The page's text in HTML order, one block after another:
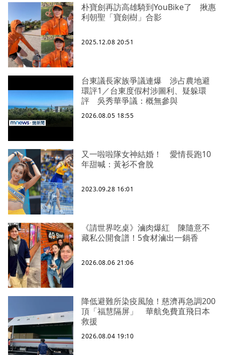
朴寶劍再訪高雄騎到YouBike了 揪惠
利朝聖「寶劍樹」合影
2025.12.08 20:51
台東議長家族爭議連爆 涉占農地避
環評1／台東度假村涉圖利、疑躲環
評 吳秀華爭議：概無參與
2026.08.05 18:55
又一啦啦隊女神結婚！ 愛情長跑10
年甜喊：黃衫不會脫
2023.09.28 16:01
《請世界吃桌》滷肉爆紅 陳隨意不
藏私公開食譜！5食材滷出一鍋香
2026.08.06 21:06
降低避難所染疫風險！慈濟再急調200
頂「福慧隔屏」 華航免費直飛日本
救援
2026.08.04 19:10